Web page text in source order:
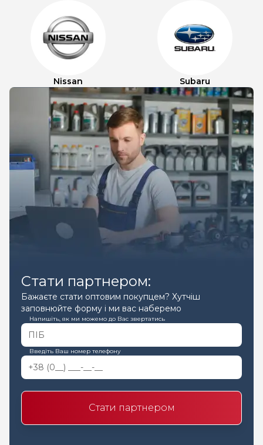
Nissan Subaru
Стати партнером:
Бажаєте стати оптовим покупцем? Хутчіш
заповнюйте форму і ми вас наберемо
Напишіть, як ми можемо до Вас звертатись
Введіть Ваш номер телефону
Стати партнером